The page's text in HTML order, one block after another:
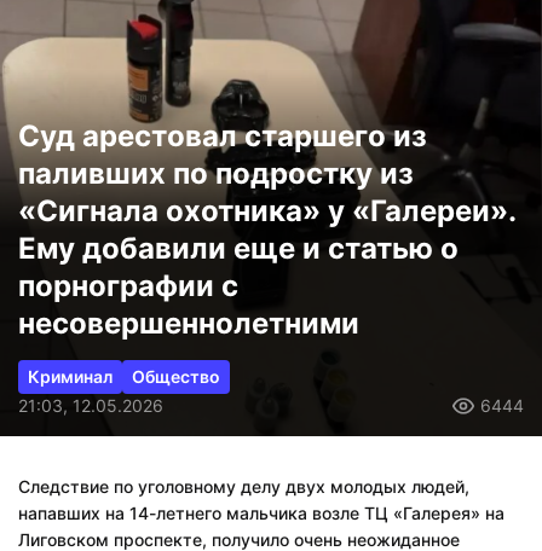
Суд арестовал старшего из
паливших по подростку из
«Сигнала охотника» у «Галереи».
Ему добавили еще и статью о
порнографии с
несовершеннолетними
Криминал
Общество
21:03, 12.05.2026
6444
Следствие по уголовному делу двух молодых людей,
напавших на 14-летнего мальчика возле ТЦ «Галерея» на
Лиговском проспекте, получило очень неожиданное